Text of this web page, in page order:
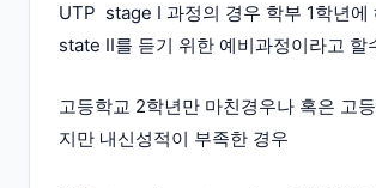
UTP stage I 과정의 경우 학부 1학년에
state II를 듣기 위한 예비과정이라고 할
고등학교 2학년만 마친경우나 혹은 고
지만 내신성적이 부족한 경우